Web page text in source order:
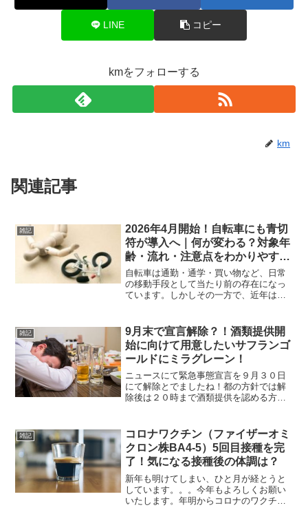
LINE コピー
kmをフォローする
km
関連記事
雑記
2026年4月開始！自転車にも青切
符が導入へ｜何が変わる？対象年
齢・流れ・注意点をわかりやすく
解説
自転車は通勤・通学・買い物など、日常
の移動手段として当たり前の存在になっ
ています。しかしその一方で、近年は自
した。そして2026年4月1日から、自転車
の交通違反に対して...
雑記
9月末で宣言解除？！酒類提供開
始に向けて用意したいサフランゴ
ールドにミラグレーン！
ニュースにて緊急事態宣言を９月３０日
にて解除とでましたね！都の方針では解
除後は２０時まで酒類提供を認める方針
（笑）私もしばらく使う機会がなかった
ミラグレーンやサフランゴ...
雑記
コロナワクチン（ファイザーオミ
クロン株BA4-5）5回目接種を完
了！気になる接種後の体調は？
新年も明けてしまい、ひと月が経とうと
しています。。。今年もよろしくお願い
いたします。年明からコロナのワクチン